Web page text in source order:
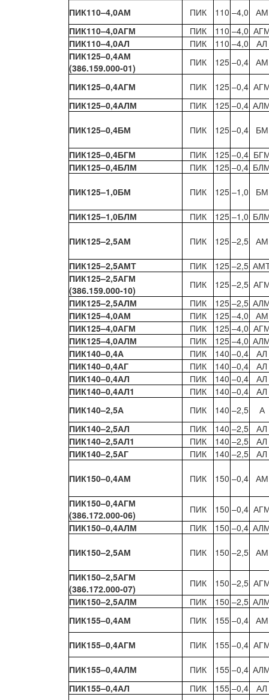
ПИК110–4,0АМ
ПИК 110 –4,0
АМ
ПИК110–4,0АГМ
ПИК 110 –4,0
ПИК110–4,0АЛ
ПИК 110 –4,0
АЛ
ПИК125–0,4АМ
(386.159.000-01)
ПИК 125 –0,4 АМ
ПИК125–0,4АГМ ПИК 125 –0,4
ПИК125–0,4АЛМ
ПИК 125 –0,4
ПИК125–0,4БМ ПИК 125 –0,4 БМ
ПИК125–0,4БГМ ПИК 125 –0,4
ПИК125–0,4БЛМ
ПИК 125 –0,4
ПИК125–1,0БМ ПИК 125 –1,0 БМ
ПИК125–1,0БЛМ ПИК 125 –1,0
ПИК125–2,5АМ ПИК 125 –2,5 АМ
ПИК125–2,5АМТ ПИК 125 –2,5
ПИК125–2,5АГМ
(386.159.000-10)
ПИК 125 –2,5
ПИК125–2,5АЛМ
ПИК 125 –2,5
ПИК125–4,0АМ
ПИК 125 –4,0
АМ
ПИК125–4,0АГМ
ПИК 125 –4,0
ПИК125–4,0АЛМ
ПИК 125 –4,0
ПИК140–0,4А
ПИК 140 –0,4
АЛ
ПИК140–0,4АГ
ПИК 140 –0,4
АЛ
ПИК140–0,4АЛ
ПИК 140 –0,4
АЛ
ПИК140–0,4АЛ1
ПИК 140 –0,4
АЛ
ПИК140–2,5А
ПИК 140 –2,5
А
ПИК140–2,5АЛ
ПИК 140 –2,5
АЛ
ПИК140–2,5АЛ1
ПИК 140 –2,5
АЛ
ПИК140–2,5АГ
ПИК 140 –2,5 АЛ
ПИК150–0,4АМ ПИК 150 –0,4 АМ
ПИК150–0,4АГМ
(386.172.000-06)
ПИК 150 –0,4
ПИК150–0,4АЛМ
ПИК 150 –0,4
ПИК150–2,5АМ ПИК 150 –2,5 АМ
ПИК150–2,5АГМ
(386.172.000-07)
ПИК 150 –2,5
ПИК150–2,5АЛМ
ПИК 150 –2,5
ПИК155–0,4АМ
ПИК 155 –0,4 АМ
ПИК155–0,4АГМ ПИК 155 –0,4
ПИК155–0,4АЛМ ПИК 155 –0,4
ПИК155–0,4АЛ
ПИК 155 –0,4
АЛ